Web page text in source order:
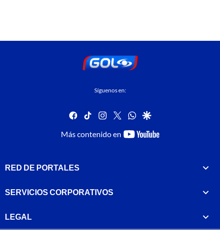
Síguenos en:
facebook
tiktok instagram
twitterwhatsapp
google
Más contenido en
youtube-
RED DE PORTALES
SERVICIOS CORPORATIVOS
LEGAL